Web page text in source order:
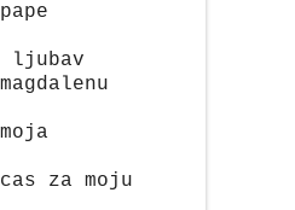
ljubav
za moju